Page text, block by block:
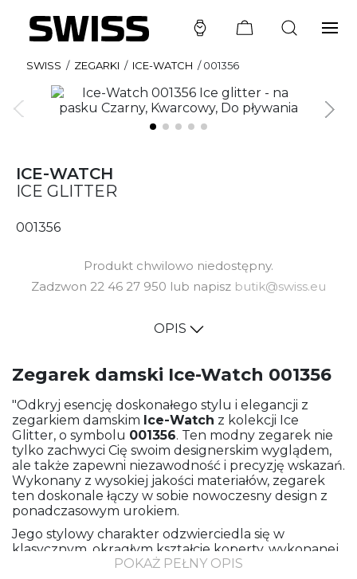
SWISS / ZEGARKI / ICE-WATCH /001356
ICE-WATCH
ICE GLITTER
001356
Produkt chwilowo niedostępny.
Zadzwon 22 46 27 950 lub napisz butik@swiss.eu
OPIS
Zegarek damski Ice-Watch 001356
"Odkryj esencję doskonałego stylu i elegancji z
zegarkiem damskim Ice-Watch z kolekcji Ice
Glitter, o symbolu 001356. Ten modny zegarek nie
tylko zachwyci Cię swoim designerskim wyglądem,
ale także zapewni niezawodność i precyzję wskazań.
Wykonany z wysokiej jakości materiałów, zegarek
ten doskonale łączy w sobie nowoczesny design z
ponadczasowym urokiem.
Jego stylowy charakter odzwierciedla się w
klasycznym, okrągłym kształcie koperty, wykonanej
z trwałego tworzywa w kolorze czarnym.
POKAŻ PEŁNY OPIS